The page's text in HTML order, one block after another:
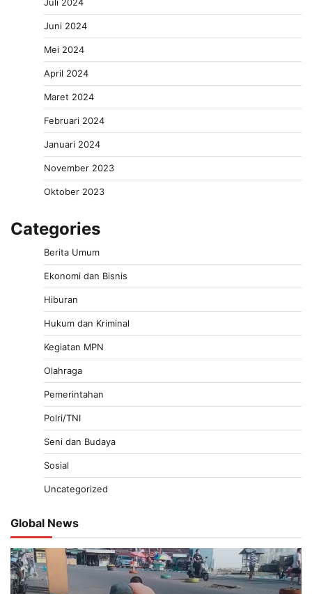
Juni 2024
Mei 2024
April 2024
Maret 2024
Februari 2024
Januari 2024
November 2023
Oktober 2023
Categories
Berita Umum
Ekonomi dan Bisnis
Hiburan
Hukum dan Kriminal
Kegiatan MPN
Olahraga
Pemerintahan
Polri/TNI
Seni dan Budaya
Sosial
Uncategorized
Global News